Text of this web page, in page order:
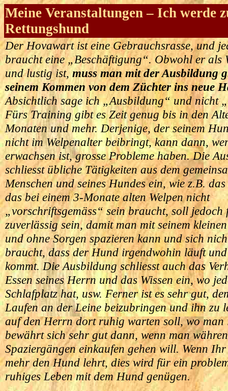
Meine Veranstaltungen – Ich werde
Rettungshund
Der Hovawart ist eine Gebrauchsrasse, und
braucht eine „Beschäftigung“. Obwohl er als
und lustig ist,muss man mit der Ausbildung
seinem Kommen von dem Züchter ins neue
Absichtlich sage ich „Ausbildung“ und nicht
Fürs Training gibt es Zeit genug bis in den
Monaten und mehr. Derjenige, der seinem
nicht im Welpenalter beibringt, kann dann,
erwachsen ist, grosse Probleme haben. Die
schliesst übliche Tätigkeiten aus dem
Menschen und seines Hundes ein, wie z.B.
das bei einem 3-Monate alten Welpen nicht
„vorschriftsgemäss“ sein braucht, soll jedoch
zuverlässig sein, damit man mit seinem
und ohne Sorgen spazieren kann und sich
braucht, dass der Hund irgendwohin läuft
kommt. Die Ausbildung schliesst auch das
Essen seines Herrn und das Wissen ein, wo
Schlafplatz hat, usw. Ferner ist es sehr gut,
Laufen an der Leine beizubringen und ihn zu
auf den Herrn dort ruhig warten soll, wo man
bewährt sich sehr gut dann, wenn man
Spaziergängen einkaufen gehen will. Wenn
mehr den Hund lehrt, dies wird für ein
ruhiges Leben mit dem Hund genügen.